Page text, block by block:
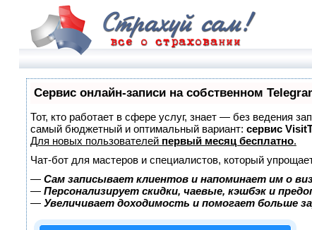
Сервис онлайн-записи на собственном
Тот, кто работает в сфере услуг, знает — без ведения
самый бюджетный и оптимальный вариант: сервис
Для новых пользователей первый месяц бесплатно.
Чат-бот для мастеров и специалистов, который
— Сам записывает клиентов и напоминает им о
— Персонализирует скидки, чаевые, кэшбэк и
— Увеличивает доходимость и помогает больше